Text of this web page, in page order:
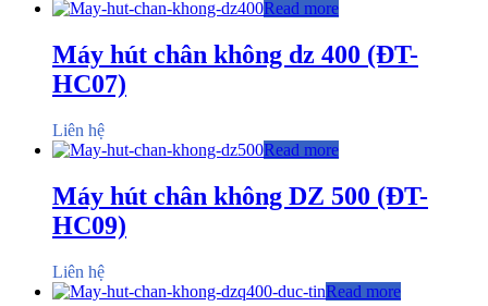
Read more
Máy hút chân không dz 400 (ĐT-
HC07)
Liên hệ
Read more
Máy hút chân không DZ 500 (ĐT-
HC09)
Liên hệ
Read more